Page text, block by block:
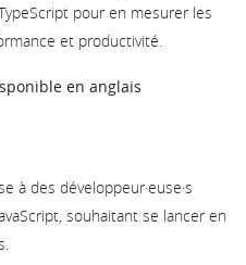
pour en mesurer les
et productivité.
en anglais
à des développeur·euse·s
souhaitant se lancer en